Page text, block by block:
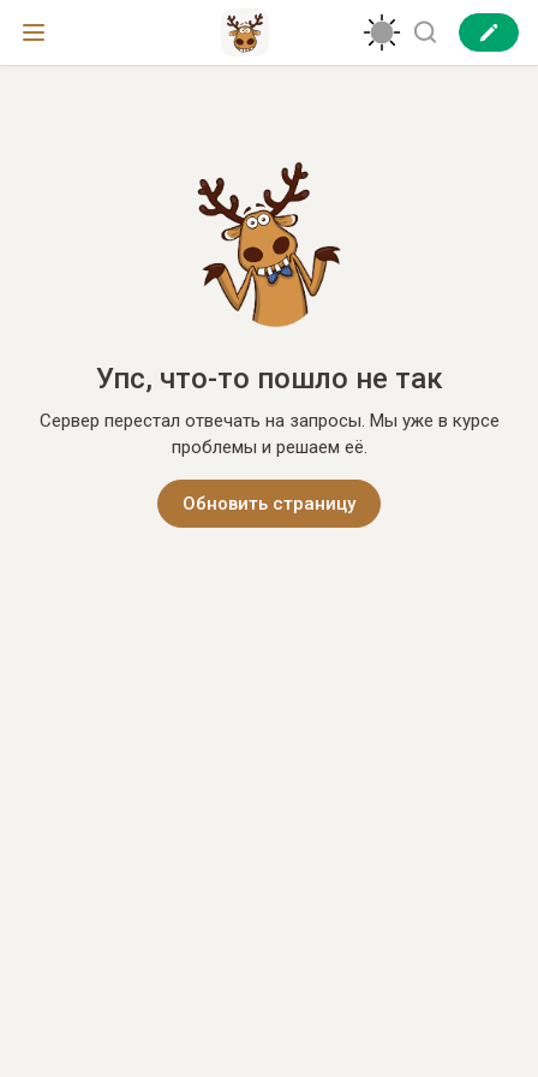
Упс, что-то пошло не так
Сервер перестал отвечать на запросы. Мы уже в курсе
проблемы и решаем её.
Обновить страницу